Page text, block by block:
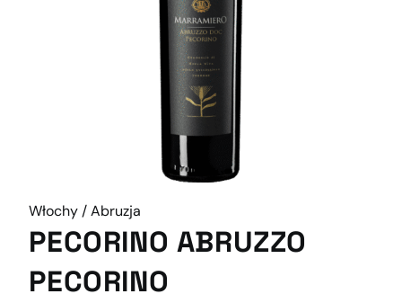
Włochy / Abruzja
PECORINO ABRUZZO
PECORINO